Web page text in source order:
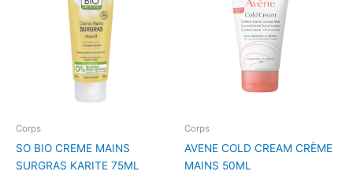
Corps
SO BIO CREME MAINS
SURGRAS KARITE 75ML
Corps
AVENE COLD CREAM CRÈME
MAINS 50ML